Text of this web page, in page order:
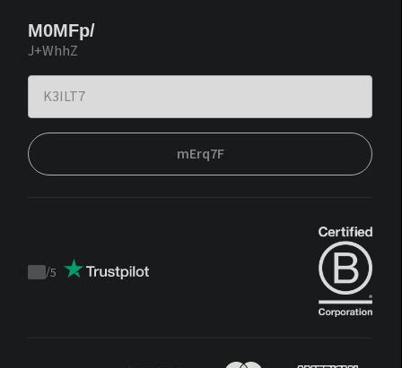
M0MFp/
J+WhhZ
mErq7F
Trustpilot
/5